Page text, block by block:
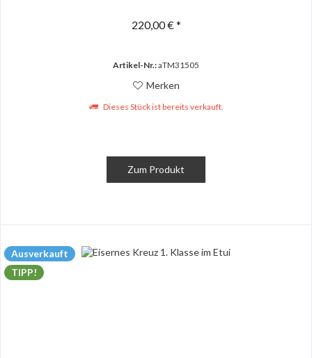
220,00 € *
Artikel-Nr.:aTM31505
Merken
Dieses Stück ist bereits verkauft.
Zum Produkt
Ausverkauft
TIPP!